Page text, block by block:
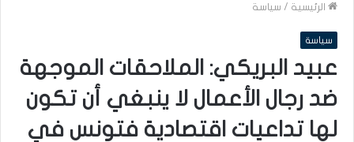
الرئيسية / سياسة
سياسة
عبيد البريكي: الملاحقات الموجهة
ضد رجال الأعمال لا ينبغي أن تكون
لها تداعيات اقتصادية فتونس في